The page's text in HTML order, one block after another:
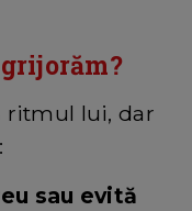
ritmul lui, dar
sau evită